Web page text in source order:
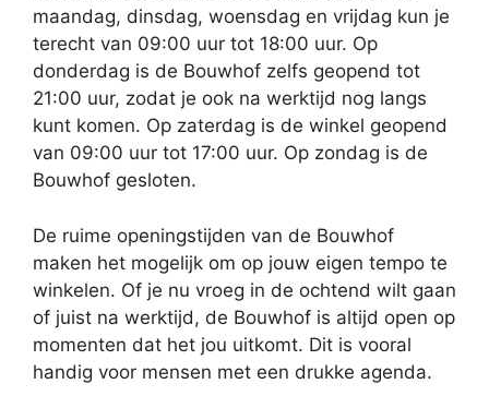
maandag, dinsdag, woensdag en vrijdag kun je
terecht van 09:00 uur tot 18:00 uur. Op
donderdag is de Bouwhof zelfs geopend tot
21:00 uur, zodat je ook na werktijd nog langs
kunt komen. Op zaterdag is de winkel geopend
van 09:00 uur tot 17:00 uur. Op zondag is de
Bouwhof gesloten.
De ruime openingstijden van de Bouwhof
maken het mogelijk om op jouw eigen tempo te
winkelen. Of je nu vroeg in de ochtend wilt gaan
of juist na werktijd, de Bouwhof is altijd open op
momenten dat het jou uitkomt. Dit is vooral
handig voor mensen met een drukke agenda.